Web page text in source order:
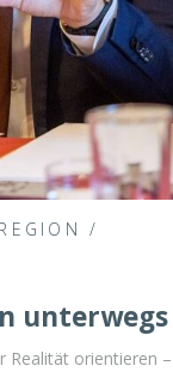
REGION /
unterwegs
Realität orientieren –